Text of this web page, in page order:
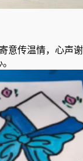
意传温情，心声